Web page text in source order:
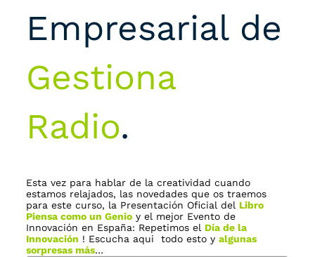
Empresarial de
Gestiona
Radio.
Esta vez para hablar de la creatividad cuando
estamos relajados, las novedades que os traemos
para este curso, la Presentación Oficial del Libro
Piensa como un Genio y el mejor Evento de
Innovación en España: Repetimos el Día de la
Innovación ! Escucha aqui todo esto yalgunas
sorpresas más…